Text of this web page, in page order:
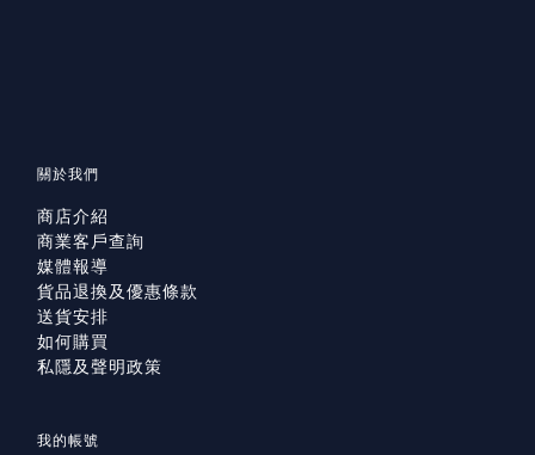
關於我們
商店介紹
商業客戶查詢
媒體報導
貨品退換及優惠條款
送貨安排
如何購買
私隱及聲明政策
我的帳號